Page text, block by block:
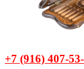
+7 (916) 407-